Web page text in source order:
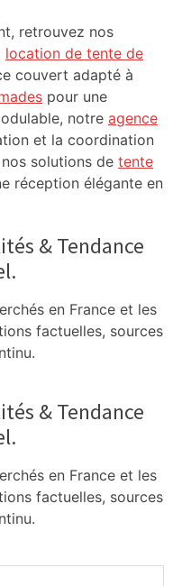
retrouvez nos
location de tente de
couvert adapté à
pour une
notre agence
et la coordination
solutions de tente
réception élégante en
& Tendance
en France et les
factuelles, sources
& Tendance
en France et les
factuelles, sources